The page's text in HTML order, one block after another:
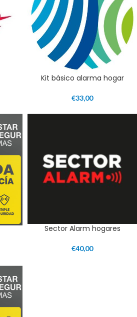
Kit básico alarma hogar
€33,00
Sector Alarm hogares
€40,00